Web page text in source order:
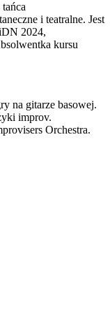
i teatralne. Jest
2024,
kursu
na gitarze basowej.
improv.
Orchestra.